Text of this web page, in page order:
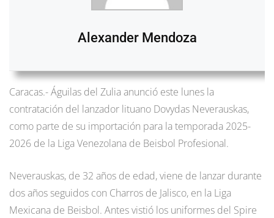
Alexander Mendoza
Caracas.- Águilas del Zulia anunció este lunes la
contratación del lanzador lituano Dovydas Neverauskas,
como parte de su importación para la temporada 2025-
2026 de la Liga Venezolana de Beisbol Profesional.
Neverauskas, de 32 años de edad, viene de lanzar durante
dos años seguidos con Charros de Jalisco, en la Liga
Mexicana de Beisbol. Antes vistió los uniformes del Spire